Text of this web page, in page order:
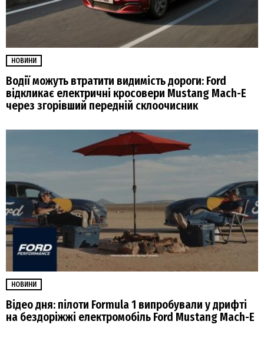
НОВИНИ
Водії можуть втратити видимість дороги: Ford
відкликає електричні кросовери Mustang Mach-E
через згорівший передній склоочисник
НОВИНИ
Відео дня: пілоти Formula 1 випробували у дрифті
на бездоріжжі електромобіль Ford Mustang Mach-E